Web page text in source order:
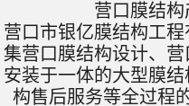
营口膜结
营口市银亿膜结构工
集营口膜结构设计、
安装于一体的大型膜
构售后服务等全过程